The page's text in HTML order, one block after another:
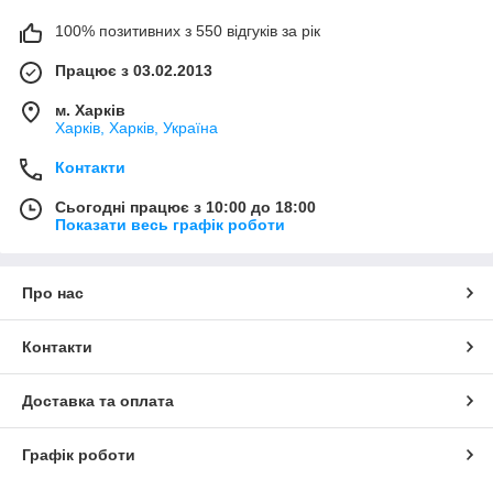
100% позитивних з 550 відгуків за рік
Працює з 03.02.2013
м. Харків
Харків, Харків, Україна
Контакти
Сьогодні працює з 10:00 до 18:00
Показати весь графік роботи
Про нас
Контакти
Доставка та оплата
Графік роботи